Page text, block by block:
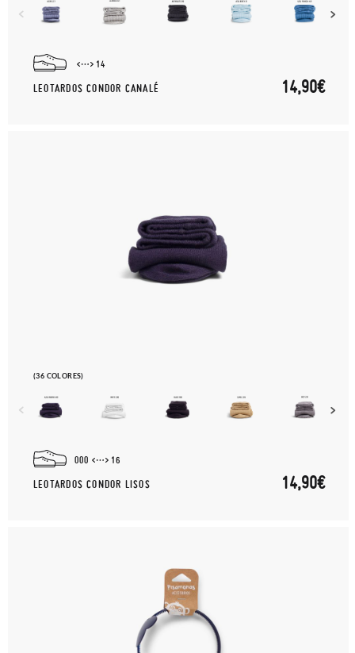
14
LEOTARDOS CONDOR CANALÉ 14,90€
(36 COLORES)
000 16
LEOTARDOS CONDOR LISOS 14,90€